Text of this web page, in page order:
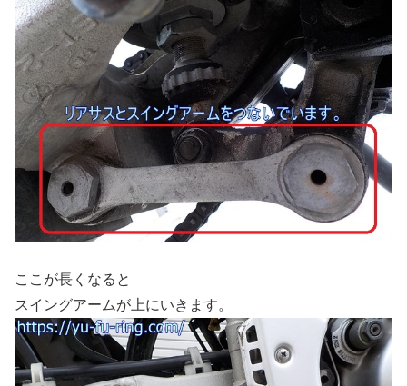
ここが長くなると
スイングアームが上にいきます。